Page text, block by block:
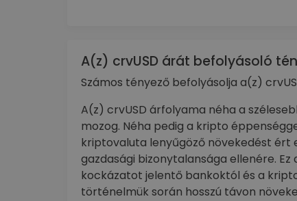
A(z) crvUSD árát befolyásoló
Számos tényező befolyásolja a(z)
A(z) crvUSD árfolyama néha a
mozog. Néha pedig a kripto
kriptovaluta lenyűgöző növekedést ért
gazdasági bizonytalansága ellenére.
kockázatot jelentő bankoktól és a
történelmük során hosszú távon